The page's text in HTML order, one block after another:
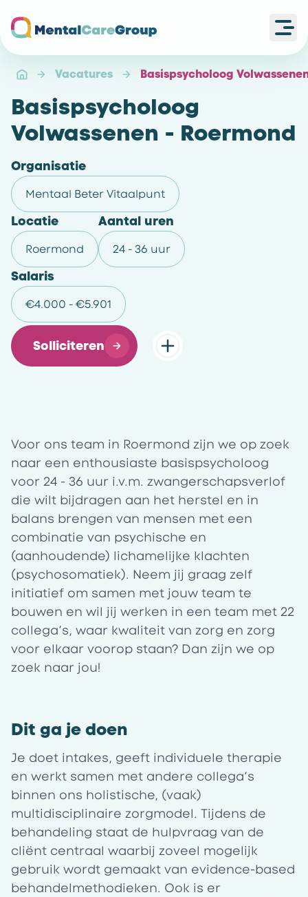
Vacatures Basispsycholoog
Basispsycholoog
Volwassenen - Roermond
Organisatie
Mentaal Beter Vitaalpunt
Locatie
Roermond
Aantal uren
24 - 36 uur
Salaris
€4.000 - €5.901
Solliciteren
Voor ons team in Roermond zijn we op zoek
naar een enthousiaste basispsycholoog
voor 24 - 36 uur i.v.m. zwangerschapsverlof
die wilt bijdragen aan het herstel en in
balans brengen van mensen met een
combinatie van psychische en
(aanhoudende) lichamelijke klachten
(psychosomatiek). Neem jij graag zelf
initiatief om samen met jouw team te
bouwen en wil jij werken in een team met 22
collega’s, waar kwaliteit van zorg en zorg
voor elkaar voorop staan? Dan zijn we op
zoek naar jou!
Dit ga je doen
Je doet intakes, geeft individuele therapie
en werkt samen met andere collega’s
binnen ons holistische, (vaak)
multidisciplinaire zorgmodel. Tijdens de
behandeling staat de hulpvraag van de
cliënt centraal waarbij zoveel mogelijk
gebruik wordt gemaakt van evidence-based
behandelmethodieken. Ook is er